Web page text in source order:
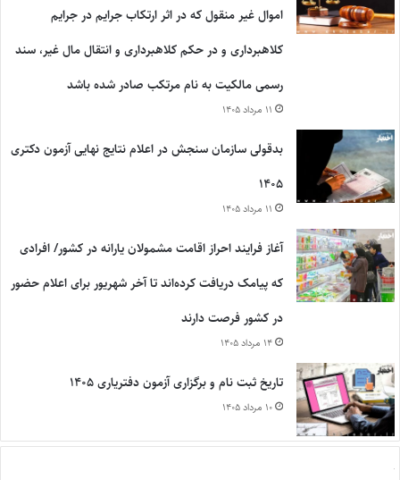
اموال غیر منقول که در اثر ارتکاب جرایم در جرایم
کلاهبرداری و در حکم کلاهبرداری و انتقال مال غیر، سند
رسمی مالکیت به نام مرتکب صادر شده باشد
۱۱ مرداد ۱۴۰۵
بدقولی سازمان سنجش در اعلام نتایج نهایی آزمون دکتری
۱۴۰۵
۱۱ مرداد ۱۴۰۵
آغاز فرایند احراز اقامت مشمولان یارانه در کشور/ افرادی
که پیامک دریافت کرده‌اند تا آخر شهریور برای اعلام حضور
در کشور فرصت دارند
۱۴ مرداد ۱۴۰۵
تاریخ ثبت نام و برگزاری آزمون دفتریاری ۱۴۰۵
۱۰ مرداد ۱۴۰۵